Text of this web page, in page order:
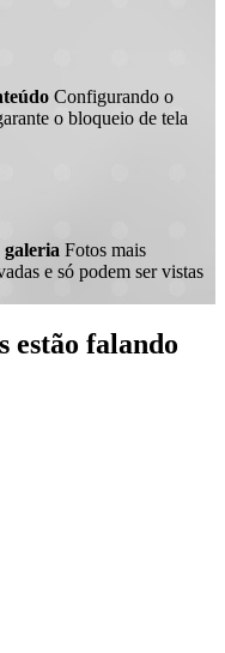
Configurando o
o bloqueio de tela
galeria Fotos mais
e só podem ser vistas
estão falando